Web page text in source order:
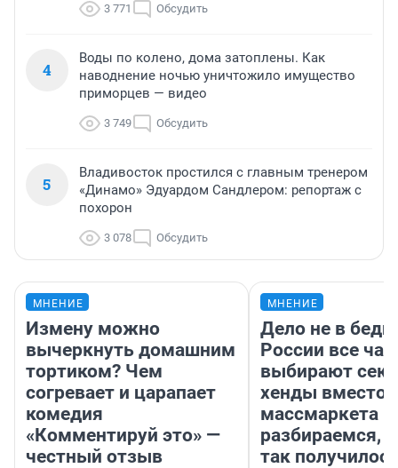
3 771 Обсудить
4
Воды по колено, дома затоплены. Как
наводнение ночью уничтожило имущество
приморцев — видео
3 749 Обсудить
5
Владивосток простился с главным тренером
«Динамо» Эдуардом Сандлером: репортаж с
похорон
3 078 Обсудить
МНЕНИЕ
Измену можно
вычеркнуть домашним
тортиком? Чем
согревает и царапает
комедия
«Комментируй это» —
честный отзыв
МНЕНИЕ
Дело не в
России все
выбирают
хенды вместо
массмаркета —
разбираемся,
так